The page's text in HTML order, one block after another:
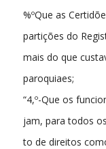
%ºQue as
partições do
mais do que
paroquiaes;
“4,º-Que os
jam, para todos
to de direitos